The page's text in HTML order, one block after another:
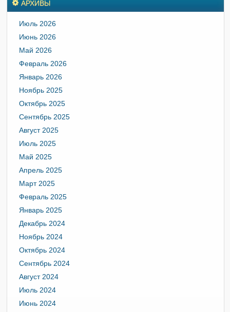
АРХИВЫ
Июль 2026
Июнь 2026
Май 2026
Февраль 2026
Январь 2026
Ноябрь 2025
Октябрь 2025
Сентябрь 2025
Август 2025
Июль 2025
Май 2025
Апрель 2025
Март 2025
Февраль 2025
Январь 2025
Декабрь 2024
Ноябрь 2024
Октябрь 2024
Сентябрь 2024
Август 2024
Июль 2024
Июнь 2024